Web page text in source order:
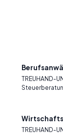
TREUHAND-
TREUHAND-